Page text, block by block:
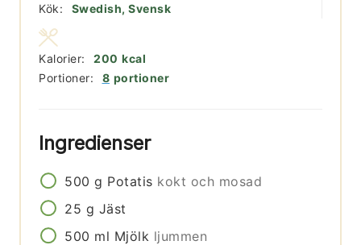
Kök:
Swedish, Svensk
Portioner: 8 portioner
Kalorier: 200 kcal
Ingredienser
500 g Potatis kokt och mosad
25 g Jäst
500 ml Mjölk ljummen